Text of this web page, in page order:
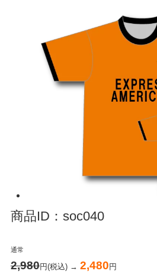
商品ID：soc040
通常
2,980円(税込) → 2,480 円